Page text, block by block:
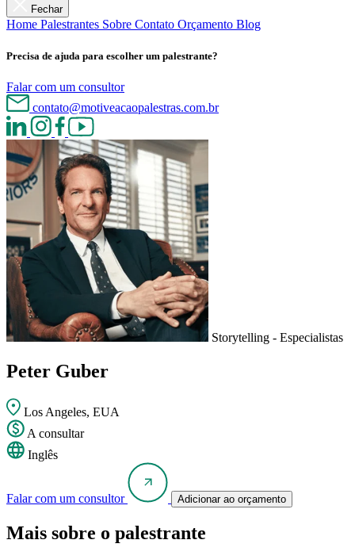
Fechar
Home Palestrantes Sobre Contato Orçamento Blog
Precisa de ajuda para escolher um palestrante?
Falar com um consultor
contato@motiveacaopalestras.com.br
Storytelling - Especialistas
Peter Guber
Los Angeles, EUA
A consultar
Inglês
Falar com um consultor Adicionar ao orçamento
Mais sobre o palestrante